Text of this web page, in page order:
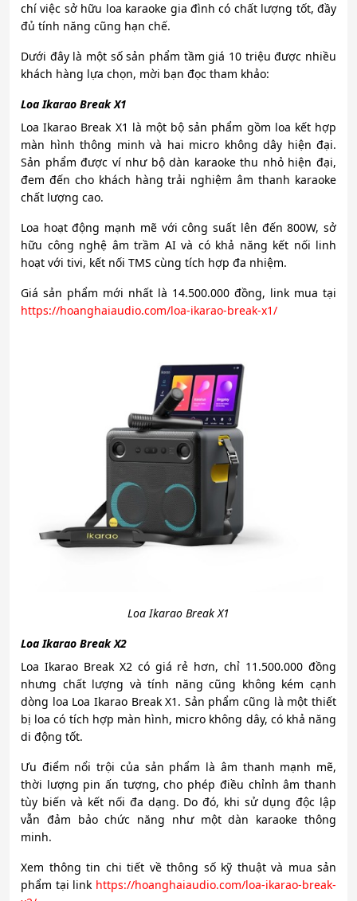
chí việc sở hữu loa karaoke gia đình có chất lượng tốt, đầy
đủ tính năng cũng hạn chế.
Dưới đây là một số sản phẩm tầm giá 10 triệu được nhiều
khách hàng lựa chọn, mời bạn đọc tham khảo:
Loa Ikarao Break X1
Loa Ikarao Break X1 là một bộ sản phẩm gồm loa kết hợp
màn hình thông minh và hai micro không dây hiện đại.
Sản phẩm được ví như bộ dàn karaoke thu nhỏ hiện đại,
đem đến cho khách hàng trải nghiệm âm thanh karaoke
chất lượng cao.
Loa hoạt động mạnh mẽ với công suất lên đến 800W, sở
hữu công nghệ âm trầm AI và có khả năng kết nối linh
hoạt với tivi, kết nối TMS cùng tích hợp đa nhiệm.
Giá sản phẩm mới nhất là 14.500.000 đồng, link mua tại
https://hoanghaiaudio.com/loa-ikarao-break-x1/
Loa Ikarao Break X1
Loa Ikarao Break X2
Loa Ikarao Break X2 có giá rẻ hơn, chỉ 11.500.000 đồng
nhưng chất lượng và tính năng cũng không kém cạnh
dòng loa Loa Ikarao Break X1. Sản phẩm cũng là một thiết
bị loa có tích hợp màn hình, micro không dây, có khả năng
di động tốt.
Ưu điểm nổi trội của sản phẩm là âm thanh mạnh mẽ,
thời lượng pin ấn tượng, cho phép điều chỉnh âm thanh
tùy biến và kết nối đa dạng. Do đó, khi sử dụng độc lập
vẫn đảm bảo chức năng như một dàn karaoke thông
minh.
Xem thông tin chi tiết về thông số kỹ thuật và mua sản
phẩm tại link https://hoanghaiaudio.com/loa-ikarao-break-